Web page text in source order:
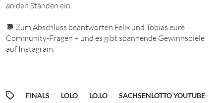
an den Ständen ein.
💬 Zum Abschluss beantworten Felix und Tobias eure
Community-Fragen – und es gibt spannende Gewinnspiele
auf Instagram.
FINALS LOLO LO.LO
SACHSENLOTTO YOUTUBE-